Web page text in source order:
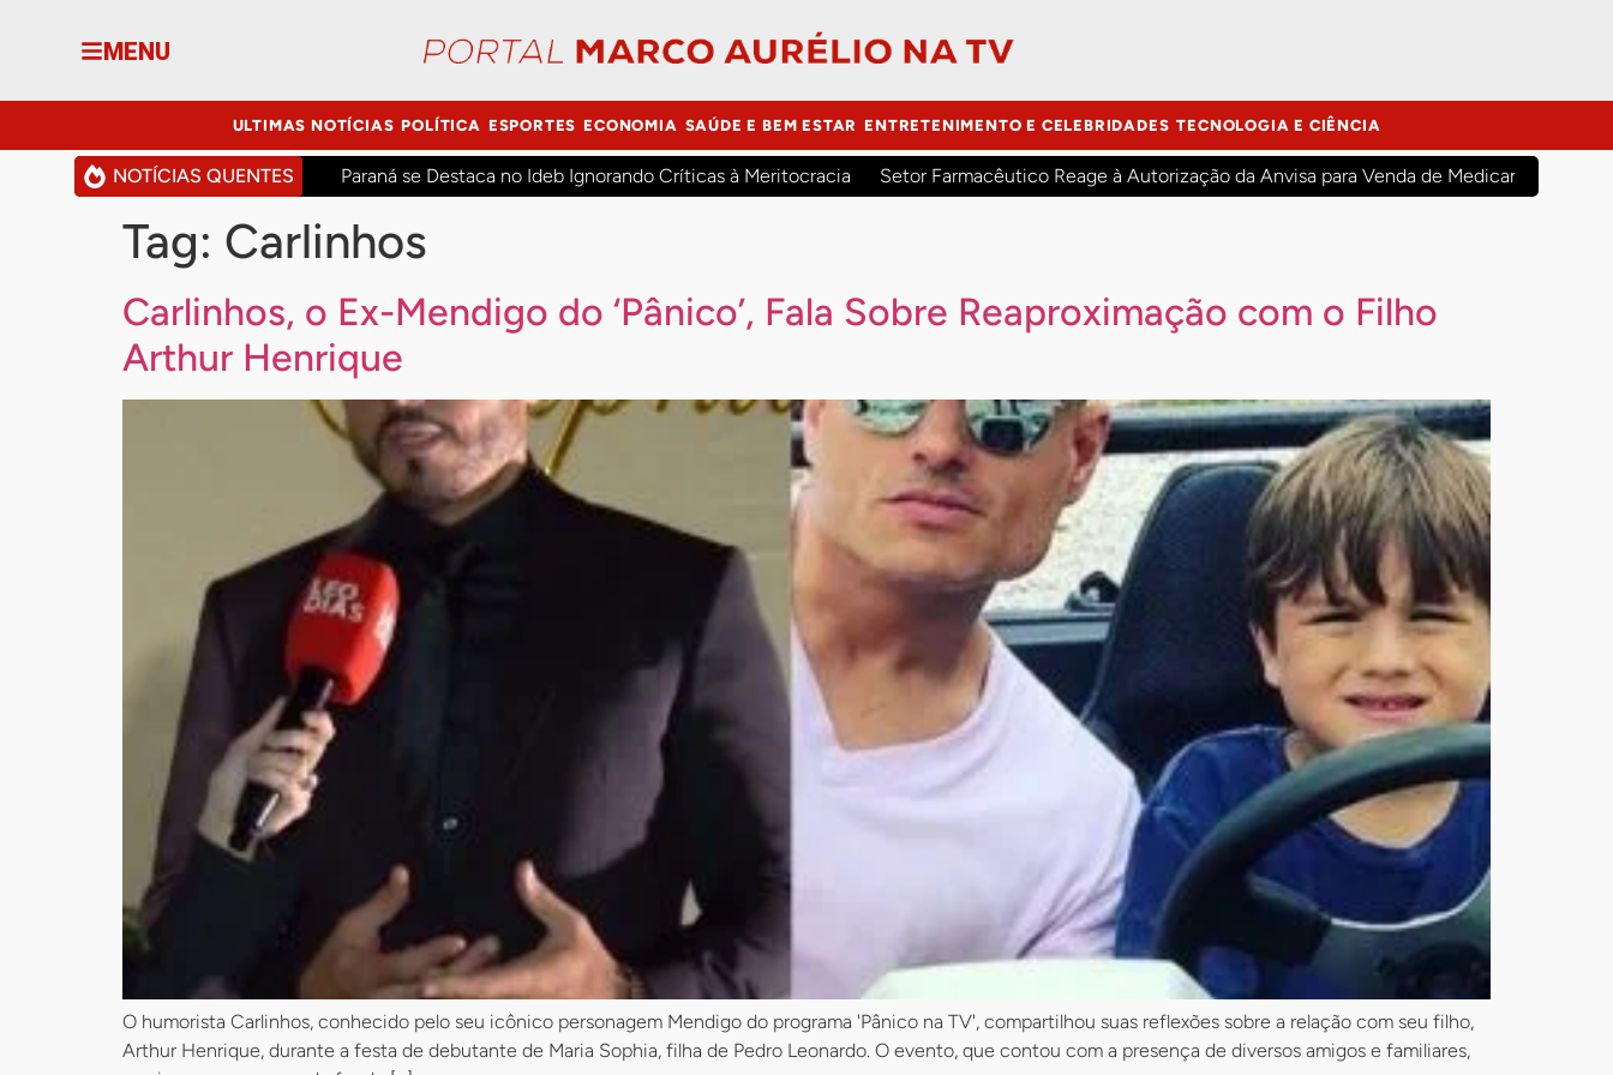
MENU
ULTIMAS NOTÍCIAS POLÍTICA ESPORTES ECONOMIA SAÚDE E BEM ESTAR ENTRETENIMENTO E CELEBRIDADES TECNOLOGIA E CIÊNCIA
NOTÍCIAS QUENTES Paraná se Destaca no Ideb Ignorando Críticas à Meritocracia Setor Farmacêutico Reage à Autorização da Anvisa para Venda de Medicamentos na
Tag: Carlinhos
Carlinhos, o Ex-Mendigo do ‘Pânico’, Fala Sobre Reaproximação com o Filho
Arthur Henrique
O humorista Carlinhos, conhecido pelo seu icônico personagem Mendigo do programa 'Pânico na TV', compartilhou suas reflexões sobre a relação com seu filho,
Arthur Henrique, durante a festa de debutante de Maria Sophia, filha de Pedro Leonardo. O evento, que contou com a presença de diversos amigos e familiares,